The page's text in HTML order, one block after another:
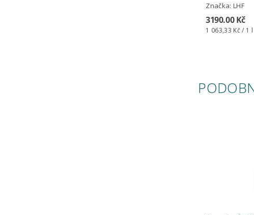
Značka: LHF
3190.00 Kč
1 063,33 Kč / 1 l